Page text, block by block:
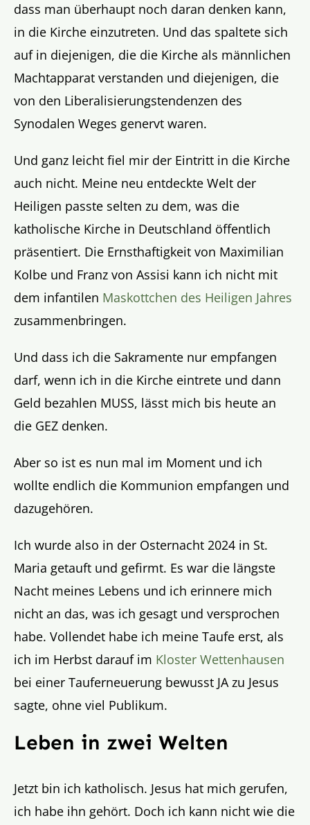
dass man überhaupt noch daran denken kann,
in die Kirche einzutreten. Und das spaltete sich
auf in diejenigen, die die Kirche als männlichen
Machtapparat verstanden und diejenigen, die
von den Liberalisierungstendenzen des
Synodalen Weges genervt waren.
Und ganz leicht fiel mir der Eintritt in die Kirche
auch nicht. Meine neu entdeckte Welt der
Heiligen passte selten zu dem, was die
katholische Kirche in Deutschland öffentlich
präsentiert. Die Ernsthaftigkeit von Maximilian
Kolbe und Franz von Assisi kann ich nicht mit
dem infantilen Maskottchen des Heiligen Jahres
zusammenbringen.
Und dass ich die Sakramente nur empfangen
darf, wenn ich in die Kirche eintrete und dann
Geld bezahlen MUSS, lässt mich bis heute an
die GEZ denken.
Aber so ist es nun mal im Moment und ich
wollte endlich die Kommunion empfangen und
dazugehören.
Ich wurde also in der Osternacht 2024 in St.
Maria getauft und gefirmt. Es war die längste
Nacht meines Lebens und ich erinnere mich
nicht an das, was ich gesagt und versprochen
habe. Vollendet habe ich meine Taufe erst, als
ich im Herbst darauf im Kloster Wettenhausen
bei einer Tauferneuerung bewusst JA zu Jesus
sagte, ohne viel Publikum.
Leben in zwei Welten
Jetzt bin ich katholisch. Jesus hat mich gerufen,
ich habe ihn gehört. Doch ich kann nicht wie die